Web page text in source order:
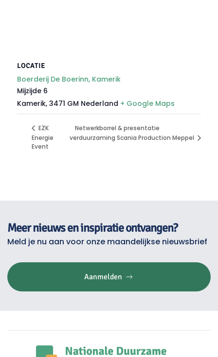
LOCATIE
Boerderij De Boerinn, Kamerik
Mijzijde 6
Kamerik, 3471 GM Nederland + Google Maps
EZK
Energie
Event
Netwerkborrel & presentatie
verduurzaming Scania Production Meppel
Meer nieuws en inspiratie ontvangen?
Meld je nu aan voor onze maandelijkse nieuwsbrief
Aanmelden